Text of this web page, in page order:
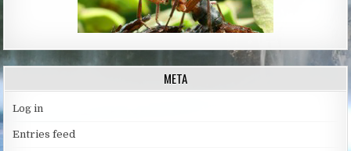
META
Log in
Entries feed